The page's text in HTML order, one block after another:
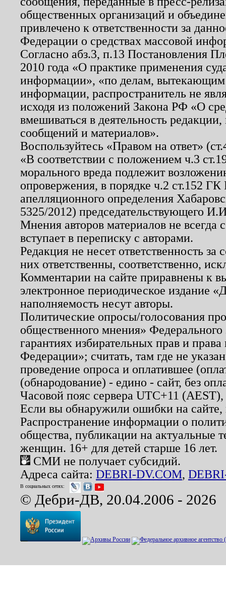
общественных организаций и
привлечено к ответственности за
Федерации о средствах массовой
Согласно абз.3, п.13 Постановления
2010 года «О практике применения
информации», «по делам, вытекающим
информации, распространитель не
исходя из положений Закона РФ «О
вмешиваться в деятельность
сообщений и материалов».
Воспользуйтесь «Правом на ответ»
«В соответствии с положением ч.3
морального вреда подлежит
опровержения, в порядке ч.2 ст.152
апелляционного определения
5325/2012) председательствующего
Мнения авторов материалов не
вступает в переписку с авторами.
Редакция не несет ответственность
них ответственны, соответственно,
Комментарии на сайте приравнены к
электронное периодическое издание
наполняемость несут авторы.
Политические опросы/голосования
общественного мнения»
гарантиях избирательных прав и
Федерации»; считать, там где не
проведение опроса и оплатившее
(обнародование) - едино - сайт, без
Часовой пояс сервера UTC+11
Если вы обнаружили ошибки на
Распространение информации о
общества, публикации на актуальные
женщин. 16+ для детей старше 16 лет.
СМИ не получает субсидий.
Адреса сайта: DEBRI-DV.COM,
В социальных сетях:
© Дебри-ДВ, 20.04.2006 - 2026